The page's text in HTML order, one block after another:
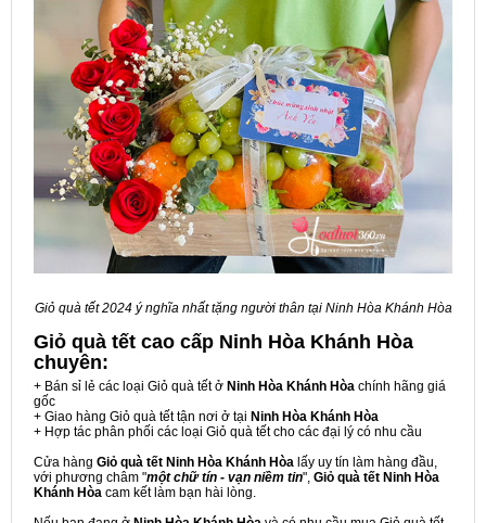
Giỏ quà tết 2024 ý nghĩa nhất tặng người thân tại Ninh Hòa Khánh Hòa
Giỏ quà tết cao cấp Ninh Hòa Khánh Hòa
chuyên:
+ Bán sỉ lẻ các loại Giỏ quà tết ở Ninh Hòa Khánh Hòa chính hãng giá
gốc
+ Giao hàng Giỏ quà tết tận nơi ở tại Ninh Hòa Khánh Hòa
+ Hợp tác phân phối các loại Giỏ quà tết cho các đại lý có nhu cầu
Cửa hàng Giỏ quà tết Ninh Hòa Khánh Hòa lấy uy tín làm hàng đầu,
với phương châm "một chữ tín - vạn niềm tin", Giỏ quà tết Ninh Hòa
Khánh Hòa cam kết làm bạn hài lòng.